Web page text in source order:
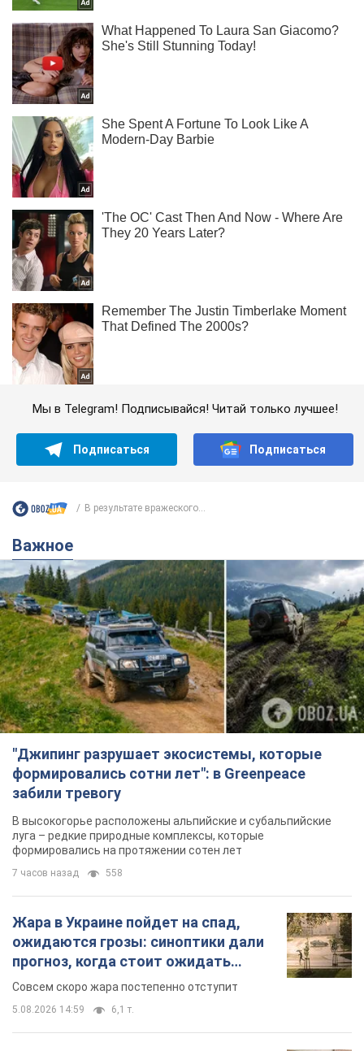
Мы в Telegram! Подписывайся! Читай только лучшее!
Подписаться Подписаться
В результате вражеского...
Важное
"Джипинг разрушает экосистемы, которые
формировались сотни лет": в Greenpeace
забили тревогу
В высокогорье расположены альпийские и субальпийские
луга – редкие природные комплексы, которые
формировались на протяжении сотен лет
7 часов назад 558
Жара в Украине пойдет на спад,
ожидаются грозы: синоптики дали
прогноз, когда стоит ожидать
изменения погоды
Совсем скоро жара постепенно отступит
5.08.2026 14:59 6,1 т.